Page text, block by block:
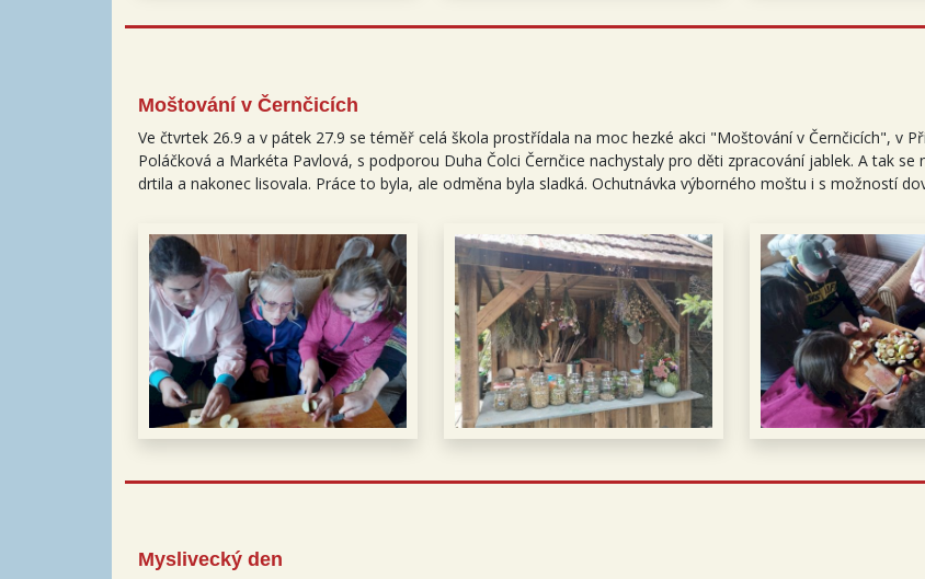
Moštování v Černčicích
Ve čtvrtek 26.9 a v pátek 27.9 se téměř celá škola prostřídala na moc hezké akci "Moštování v Černčicích", v
Poláčková a Markéta Pavlová, s podporou Duha Čolci Černčice nachystaly pro děti zpracování jablek. A tak
drtila a nakonec lisovala. Práce to byla, ale odměna byla sladká. Ochutnávka výborného moštu i s možností
Myslivecký den